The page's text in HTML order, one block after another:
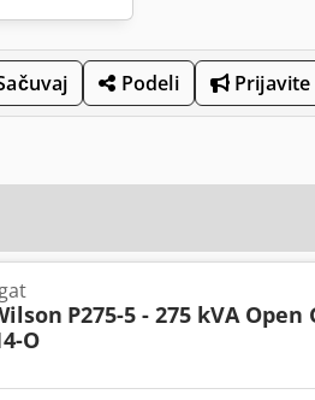
Podeli Prijavite
P275-5 - 275 kVA Open
O